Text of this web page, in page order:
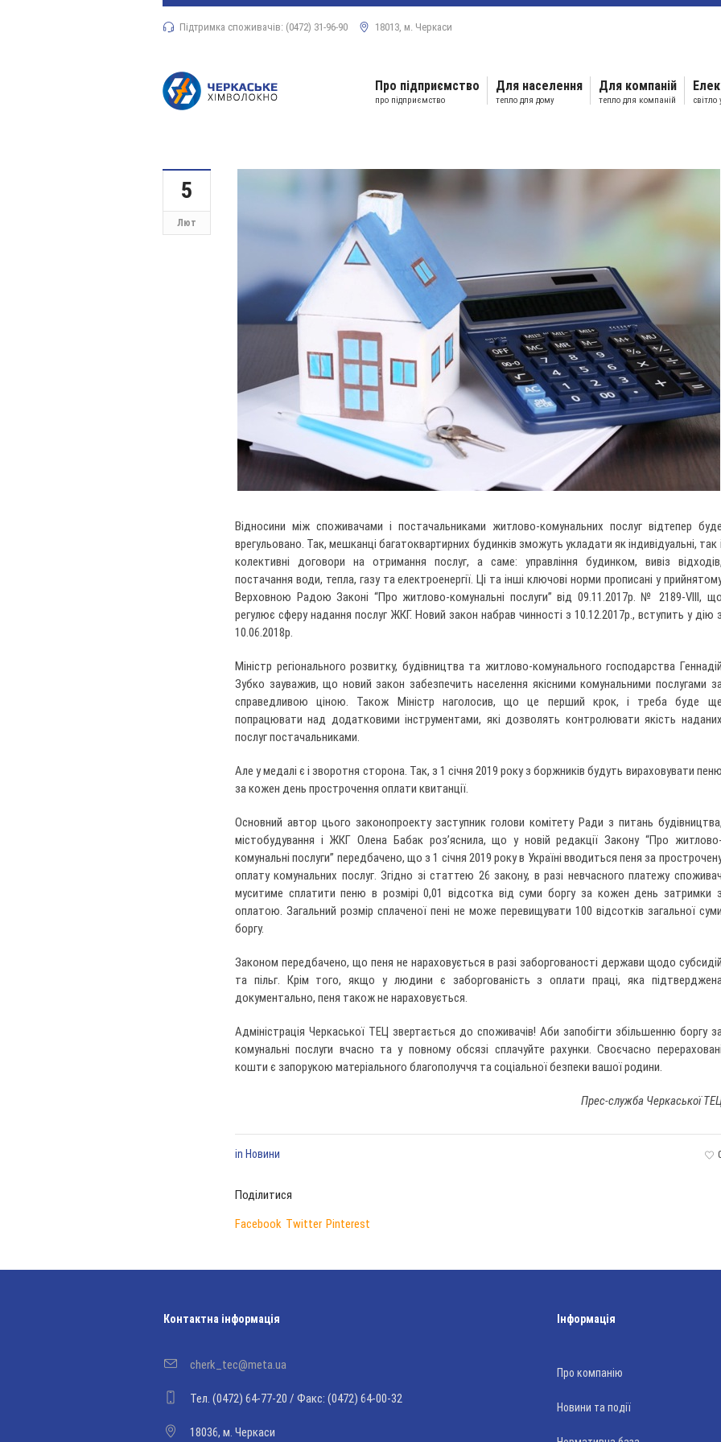
Підтримка споживачів: (0472) 31-96-90 18013, м. Черкаси
Про підприємство
про підприємство
Для населення
тепло для дому
Для компаній
тепло для компаній
5
Лют
Відносини між споживачами і постачальниками житлово-комунальних послуг відтепер буде
врегульовано. Так, мешканці багатоквартирних будинків зможуть укладати як індивідуальні, так і
колективні договори на отримання послуг, а саме: управління будинком, вивіз відходів,
постачання води, тепла, газу та електроенергії. Ці та інші ключові норми прописані у
Верховною Радою Законі “Про житлово-комунальні послуги” від 09.11.2017р. № 2189-VIII, що
регулює сферу надання послуг ЖКГ. Новий закон набрав чинності з 10.12.2017р., вступить у дію з
10.06.2018р.
Міністр регіонального розвитку, будівництва та житлово-комунального господарства Геннадій
Зубко зауважив, що новий закон забезпечить населення якісними комунальними послугами
справедливою ціною. Також Міністр наголосив, що це перший крок, і треба буде ще
попрацювати над додатковими інструментами, які дозволять контролювати якість наданих
послуг постачальниками.
Але у медалі є і зворотня сторона. Так, з 1 січня 2019 року з боржників будуть вираховувати пеню
за кожен день прострочення оплати квитанції.
Основний автор цього законопроекту заступник голови комітету Ради з питань будівництва,
містобудування і ЖКГ Олена Бабак роз’яснила, що у новій редакції Закону “Про житлово-
комунальні послуги” передбачено, що з 1 січня 2019 року в Україні вводиться пеня за
оплату комунальних послуг. Згідно зі статтею 26 закону, в разі невчасного платежу споживач
муситиме сплатити пеню в розмірі 0,01 відсотка від суми боргу за кожен день затримки з
оплатою. Загальний розмір сплаченої пені не може перевищувати 100 відсотків загальної суми
боргу.
Законом передбачено, що пеня не нараховується в разі заборгованості держави щодо субсидій
та пільг. Крім того, якщо у людини є заборгованість з оплати праці, яка
документально, пеня також не нараховується.
Адміністрація Черкаської ТЕЦ звертається до споживачів! Аби запобігти збільшенню боргу
комунальні послуги вчасно та у повному обсязі сплачуйте рахунки. Своєчасно перераховані
кошти є запорукою матеріального благополуччя та соціальної безпеки вашої родини.
Прес-служба Черкаської
in Новини
Поділитися
Facebook Twitter Pinterest
Контактна інформація
cherk_tec@meta.ua
Тел. (0472) 64-77-20 / Факс: (0472) 64-00-32
18036, м. Черкаси
Інформація
Про компанію
Новини та події